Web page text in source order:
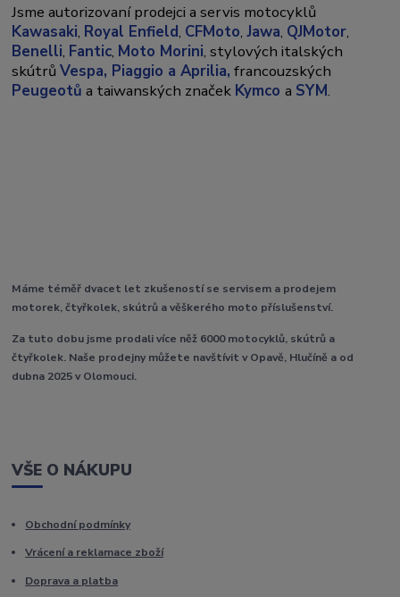
Jsme autorizovaní prodejci a servis motocyklů
Kawasaki, Royal Enfield, CFMoto,Jawa, QJMotor,
Benelli, Fantic, Moto Morini, stylových italských
skútrůVespa, Piaggio a Aprilia, francouzských
Peugeotů a taiwanských značek Kymcoa SYM.
Máme téměř dvacet let zkušeností se servisem a prodejem
motorek, čtyřkolek, skútrů a věškerého moto příslušenství.
Za tuto dobu jsme prodali více něž 6000 motocyklů, skútrů a
čtyřkolek. Naše prodejny můžete navštívit v Opavě, Hlučíně a od
dubna 2025 v Olomouci.
VŠE O NÁKUPU
Obchodní podmínky
Vrácení a reklamace zboží
Doprava a platba